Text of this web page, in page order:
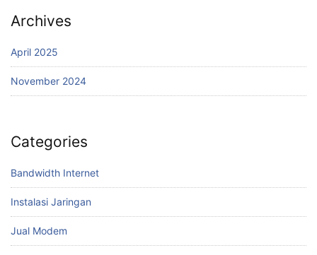
Archives
April 2025
November 2024
Categories
Bandwidth Internet
Instalasi Jaringan
Jual Modem